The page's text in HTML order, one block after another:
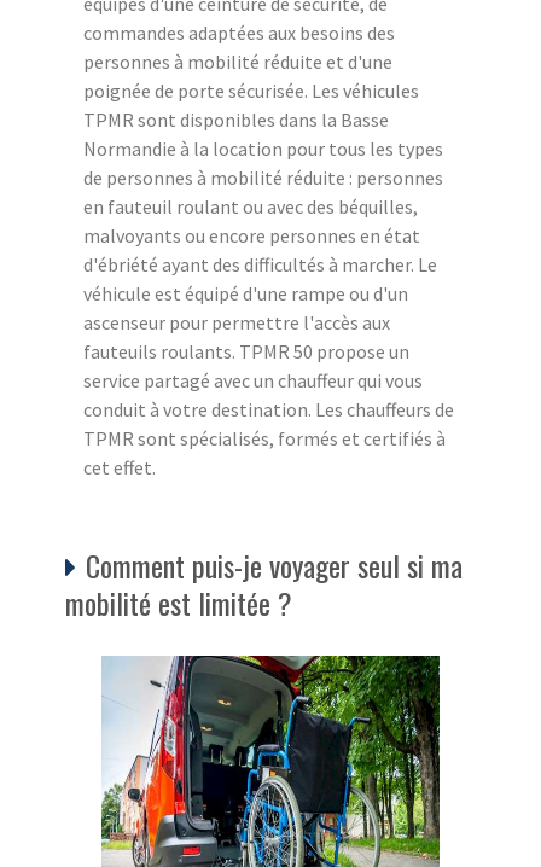
commandes adaptées aux besoins des
personnes à mobilité réduite et d'une
poignée de porte sécurisée. Les véhicules
TPMR sont disponibles dans la Basse
Normandie à la location pour tous les types
de personnes à mobilité réduite : personnes
en fauteuil roulant ou avec des béquilles,
malvoyants ou encore personnes en état
d'ébriété ayant des difficultés à marcher. Le
véhicule est équipé d'une rampe ou d'un
ascenseur pour permettre l'accès aux
fauteuils roulants. TPMR 50 propose un
service partagé avec un chauffeur qui vous
conduit à votre destination. Les chauffeurs de
TPMR sont spécialisés, formés et certifiés à
cet effet.
Comment puis-je voyager seul si ma
mobilité est limitée ?